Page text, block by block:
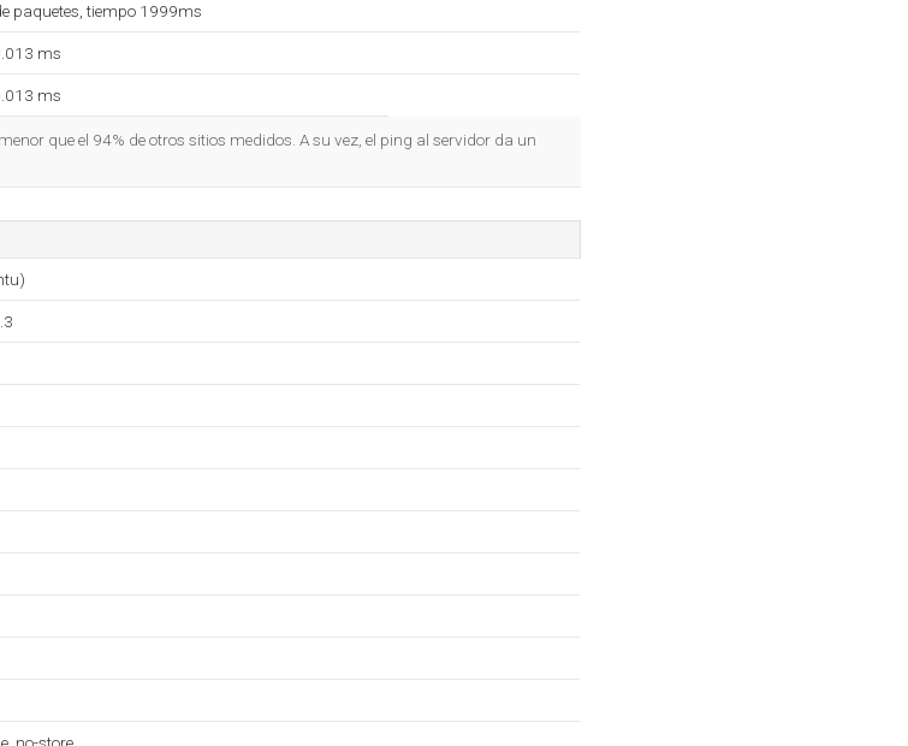
paquetes, tiempo 1999ms
ms
ms
que el 94% de otros sitios medidos. A su vez, el ping al servidor da un